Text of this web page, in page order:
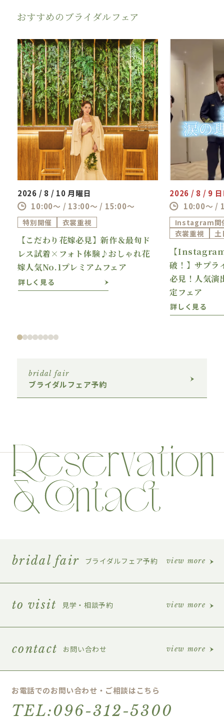
おすすめのブライダルフェア
2026 / 8 / 10 月曜日
10:00～ / 13:00～ / 15:00～
特別開催 衣裳重視
【こだわり花嫁必見】新作＆最旬ド
レス試着×フォト体験♪おしゃれ花
嫁人気No.1プレミアムフェア
詳しく見る
2026 / 8 / 9
10:00～ /
Instagram関
衣裳重視
土
【
破！】サプラ
必見！人気演
定フェア
詳しく見る
bridal fair
ブライダルフェア予約
bridal fair ブライダルフェア予約 view more
to visit 見学・相談予約 view more
contact お問い合わせ view more
お電話でのお問い合わせ・ご相談はこちら
TEL:096-312-5300